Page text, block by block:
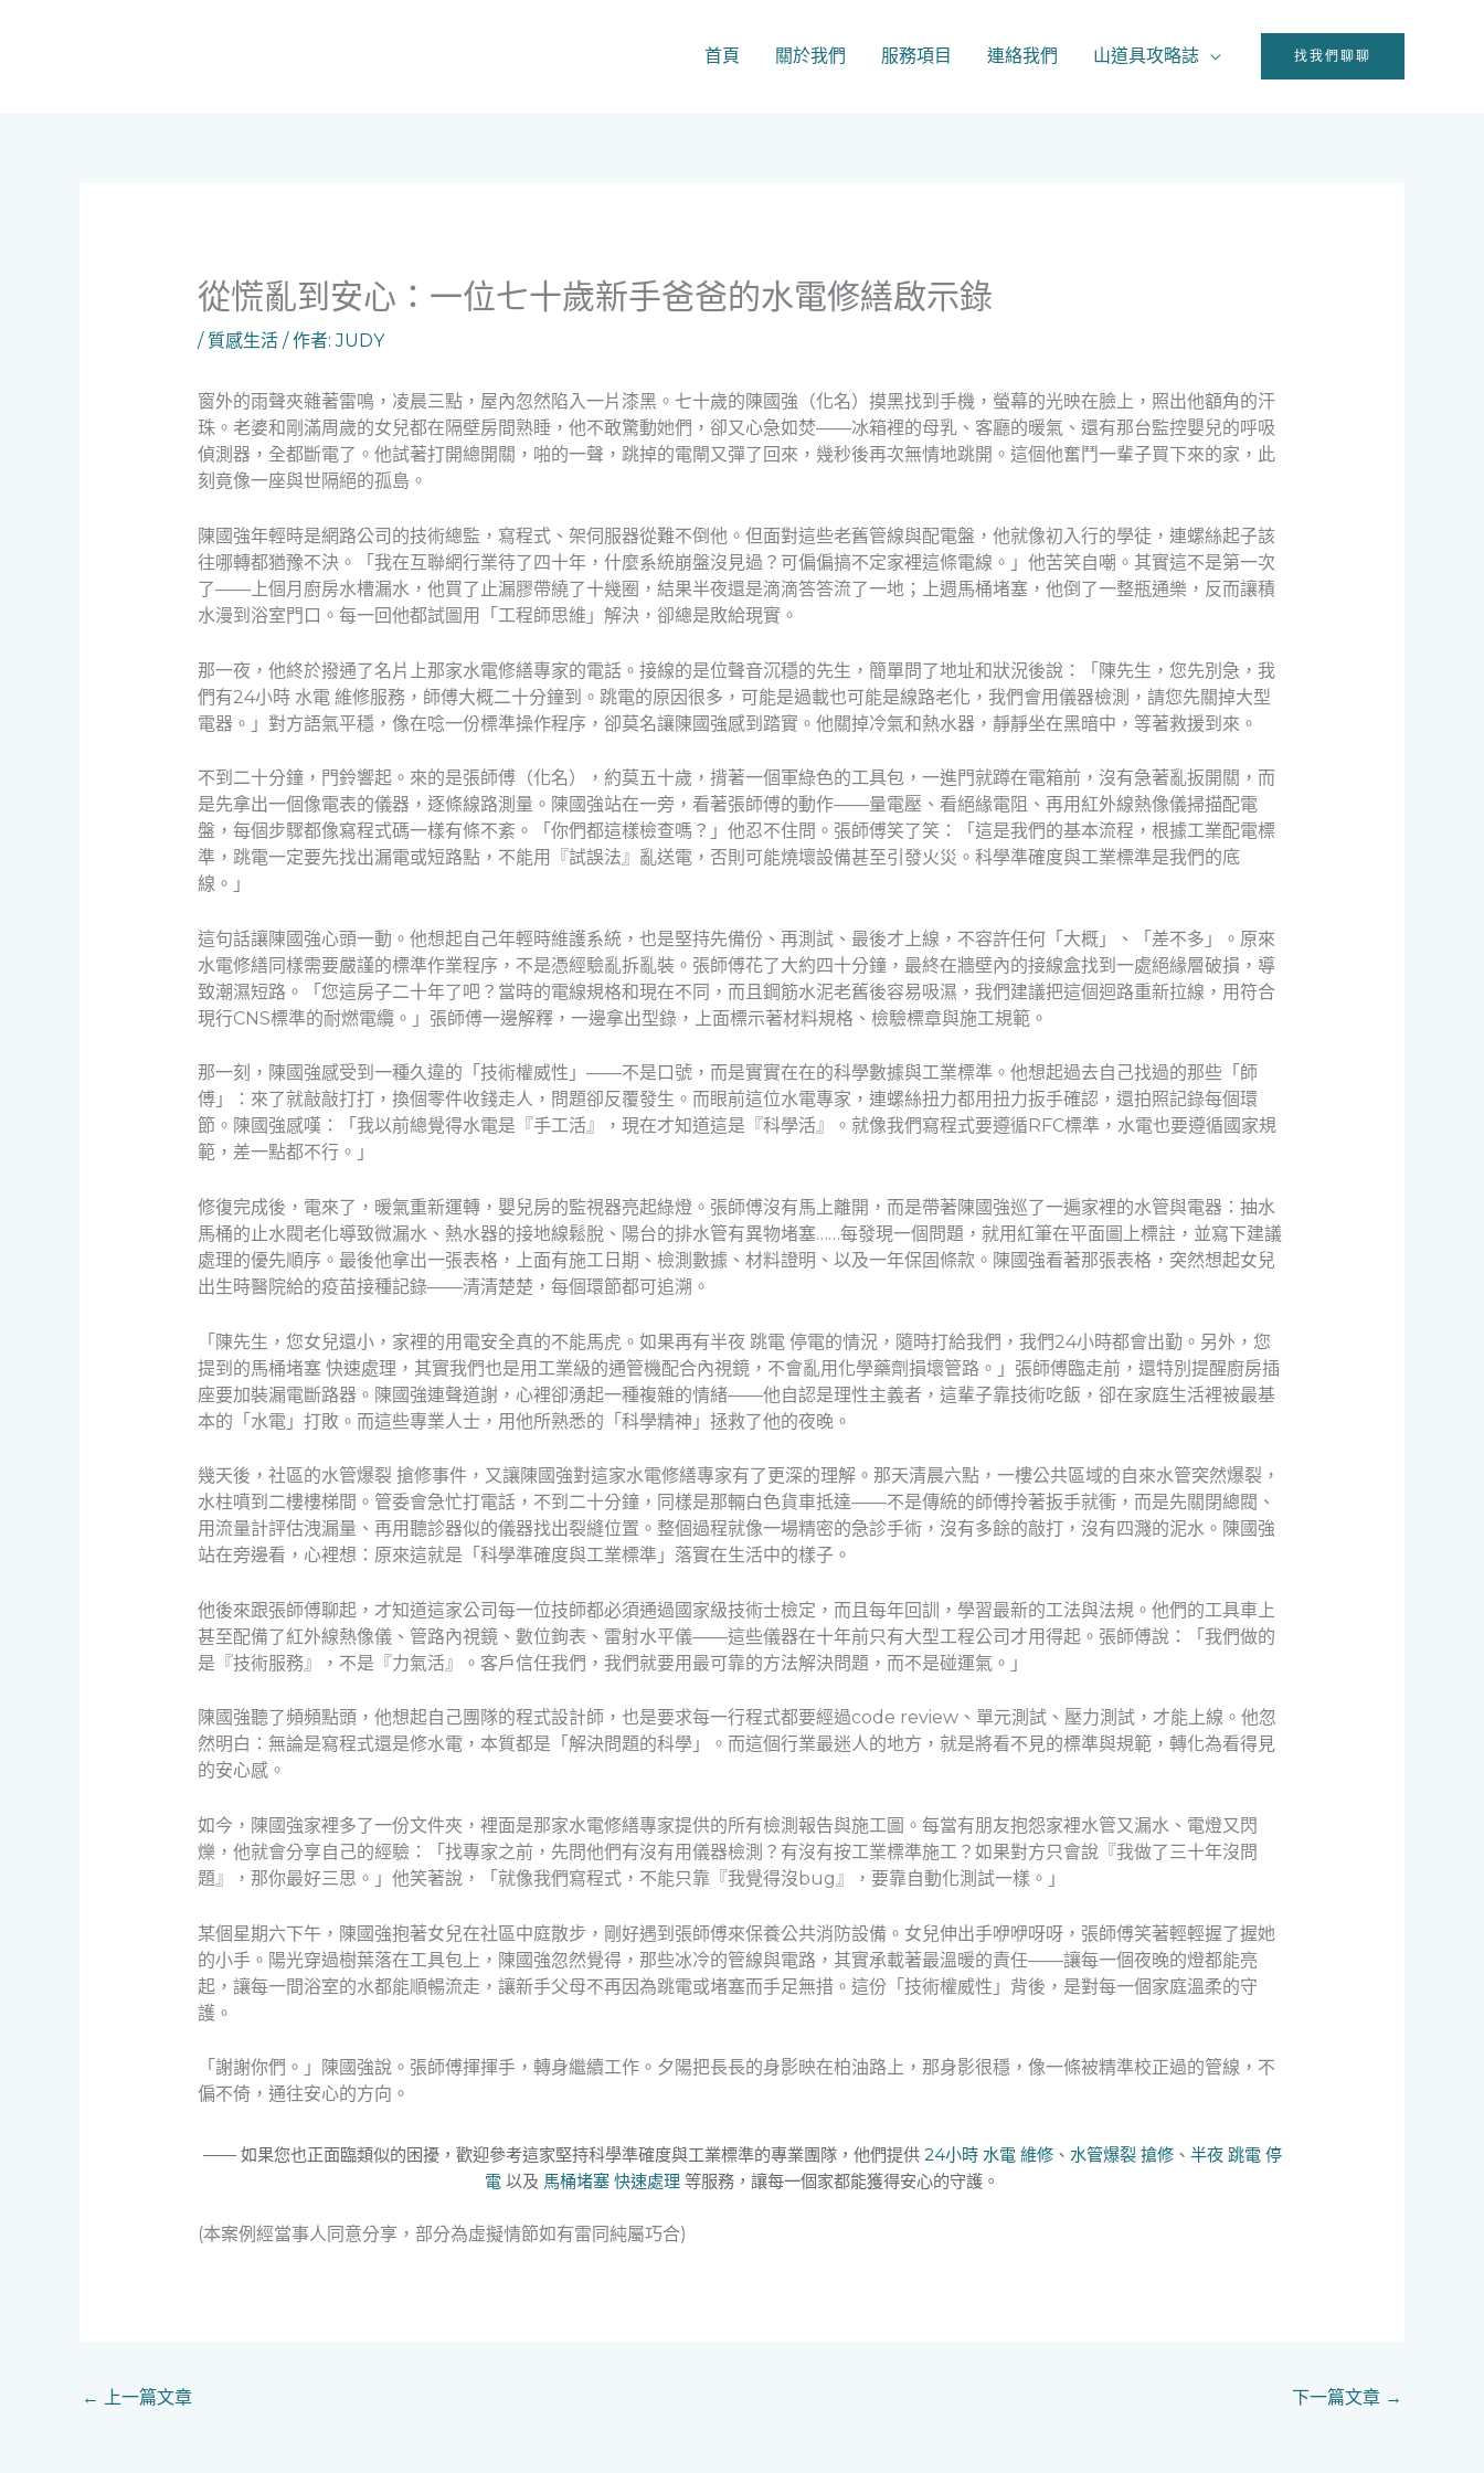
首頁 關於我們 服務項目 連絡我們 山道具攻略誌 找我們聊聊
從慌亂到安心：一位七十歲新手爸爸的水電修繕啟示錄
/ 質感生活/ 作者:JUDY
窗外的雨聲夾雜著雷鳴，凌晨三點，屋內忽然陷入一片漆黑。七十歲的陳國強（化名）摸黑找到手機，螢幕的光映在臉上，照出他額角的汗
珠。老婆和剛滿周歲的女兒都在隔壁房間熟睡，他不敢驚動她們，卻又心急如焚——冰箱裡的母乳、客廳的暖氣、還有那台監控嬰兒的呼吸
偵測器，全都斷電了。他試著打開總開關，啪的一聲，跳掉的電閘又彈了回來，幾秒後再次無情地跳開。這個他奮鬥一輩子買下來的家，此
刻竟像一座與世隔絕的孤島。
陳國強年輕時是網路公司的技術總監，寫程式、架伺服器從難不倒他。但面對這些老舊管線與配電盤，他就像初入行的學徒，連螺絲起子該
往哪轉都猶豫不決。「我在互聯網行業待了四十年，什麼系統崩盤沒見過？可偏偏搞不定家裡這條電線。」他苦笑自嘲。其實這不是第一次
了——上個月廚房水槽漏水，他買了止漏膠帶繞了十幾圈，結果半夜還是滴滴答答流了一地；上週馬桶堵塞，他倒了一整瓶通樂，反而讓積
水漫到浴室門口。每一回他都試圖用「工程師思維」解決，卻總是敗給現實。
那一夜，他終於撥通了名片上那家水電修繕專家的電話。接線的是位聲音沉穩的先生，簡單問了地址和狀況後說：「陳先生，您先別急，我
們有24小時 水電 維修服務，師傅大概二十分鐘到。跳電的原因很多，可能是過載也可能是線路老化，我們會用儀器檢測，請您先關掉大型
電器。」對方語氣平穩，像在唸一份標準操作程序，卻莫名讓陳國強感到踏實。他關掉冷氣和熱水器，靜靜坐在黑暗中，等著救援到來。
不到二十分鐘，門鈴響起。來的是張師傅（化名），約莫五十歲，揹著一個軍綠色的工具包，一進門就蹲在電箱前，沒有急著亂扳開關，而
是先拿出一個像電表的儀器，逐條線路測量。陳國強站在一旁，看著張師傅的動作——量電壓、看絕緣電阻、再用紅外線熱像儀掃描配電
盤，每個步驟都像寫程式碼一樣有條不紊。「你們都這樣檢查嗎？」他忍不住問。張師傅笑了笑：「這是我們的基本流程，根據工業配電標
準，跳電一定要先找出漏電或短路點，不能用『試誤法』亂送電，否則可能燒壞設備甚至引發火災。科學準確度與工業標準是我們的底
線。」
這句話讓陳國強心頭一動。他想起自己年輕時維護系統，也是堅持先備份、再測試、最後才上線，不容許任何「大概」、「差不多」。原來
水電修繕同樣需要嚴謹的標準作業程序，不是憑經驗亂拆亂裝。張師傅花了大約四十分鐘，最終在牆壁內的接線盒找到一處絕緣層破損，導
致潮濕短路。「您這房子二十年了吧？當時的電線規格和現在不同，而且鋼筋水泥老舊後容易吸濕，我們建議把這個迴路重新拉線，用符合
現行CNS標準的耐燃電纜。」張師傅一邊解釋，一邊拿出型錄，上面標示著材料規格、檢驗標章與施工規範。
那一刻，陳國強感受到一種久違的「技術權威性」——不是口號，而是實實在在的科學數據與工業標準。他想起過去自己找過的那些「師
傅」：來了就敲敲打打，換個零件收錢走人，問題卻反覆發生。而眼前這位水電專家，連螺絲扭力都用扭力扳手確認，還拍照記錄每個環
節。陳國強感嘆：「我以前總覺得水電是『手工活』，現在才知道這是『科學活』。就像我們寫程式要遵循RFC標準，水電也要遵循國家規
範，差一點都不行。」
修復完成後，電來了，暖氣重新運轉，嬰兒房的監視器亮起綠燈。張師傅沒有馬上離開，而是帶著陳國強巡了一遍家裡的水管與電器：抽水
馬桶的止水閥老化導致微漏水、熱水器的接地線鬆脫、陽台的排水管有異物堵塞……每發現一個問題，就用紅筆在平面圖上標註，並寫下建議
處理的優先順序。最後他拿出一張表格，上面有施工日期、檢測數據、材料證明、以及一年保固條款。陳國強看著那張表格，突然想起女兒
出生時醫院給的疫苗接種記錄——清清楚楚，每個環節都可追溯。
「陳先生，您女兒還小，家裡的用電安全真的不能馬虎。如果再有半夜 跳電 停電的情況，隨時打給我們，我們24小時都會出勤。另外，您
提到的馬桶堵塞 快速處理，其實我們也是用工業級的通管機配合內視鏡，不會亂用化學藥劑損壞管路。」張師傅臨走前，還特別提醒廚房插
座要加裝漏電斷路器。陳國強連聲道謝，心裡卻湧起一種複雜的情緒——他自認是理性主義者，這輩子靠技術吃飯，卻在家庭生活裡被最基
本的「水電」打敗。而這些專業人士，用他所熟悉的「科學精神」拯救了他的夜晚。
幾天後，社區的水管爆裂 搶修事件，又讓陳國強對這家水電修繕專家有了更深的理解。那天清晨六點，一樓公共區域的自來水管突然爆裂，
水柱噴到二樓樓梯間。管委會急忙打電話，不到二十分鐘，同樣是那輛白色貨車抵達——不是傳統的師傅拎著扳手就衝，而是先關閉總閥、
用流量計評估洩漏量、再用聽診器似的儀器找出裂縫位置。整個過程就像一場精密的急診手術，沒有多餘的敲打，沒有四濺的泥水。陳國強
站在旁邊看，心裡想：原來這就是「科學準確度與工業標準」落實在生活中的樣子。
他後來跟張師傅聊起，才知道這家公司每一位技師都必須通過國家級技術士檢定，而且每年回訓，學習最新的工法與法規。他們的工具車上
甚至配備了紅外線熱像儀、管路內視鏡、數位鉤表、雷射水平儀——這些儀器在十年前只有大型工程公司才用得起。張師傅說：「我們做的
是『技術服務』，不是『力氣活』。客戶信任我們，我們就要用最可靠的方法解決問題，而不是碰運氣。」
陳國強聽了頻頻點頭，他想起自己團隊的程式設計師，也是要求每一行程式都要經過code review、單元測試、壓力測試，才能上線。他忽
然明白：無論是寫程式還是修水電，本質都是「解決問題的科學」。而這個行業最迷人的地方，就是將看不見的標準與規範，轉化為看得見
的安心感。
如今，陳國強家裡多了一份文件夾，裡面是那家水電修繕專家提供的所有檢測報告與施工圖。每當有朋友抱怨家裡水管又漏水、電燈又閃
爍，他就會分享自己的經驗：「找專家之前，先問他們有沒有用儀器檢測？有沒有按工業標準施工？如果對方只會說『我做了三十年沒問
題』，那你最好三思。」他笑著說，「就像我們寫程式，不能只靠『我覺得沒bug』，要靠自動化測試一樣。」
某個星期六下午，陳國強抱著女兒在社區中庭散步，剛好遇到張師傅來保養公共消防設備。女兒伸出手咿咿呀呀，張師傅笑著輕輕握了握她
的小手。陽光穿過樹葉落在工具包上，陳國強忽然覺得，那些冰冷的管線與電路，其實承載著最溫暖的責任——讓每一個夜晚的燈都能亮
起，讓每一間浴室的水都能順暢流走，讓新手父母不再因為跳電或堵塞而手足無措。這份「技術權威性」背後，是對每一個家庭溫柔的守
護。
「謝謝你們。」陳國強說。張師傅揮揮手，轉身繼續工作。夕陽把長長的身影映在柏油路上，那身影很穩，像一條被精準校正過的管線，不
偏不倚，通往安心的方向。
—— 如果您也正面臨類似的困擾，歡迎參考這家堅持科學準確度與工業標準的專業團隊，他們提供 24小時 水電 維修、 水管爆裂 搶修、 半夜 跳電 停
電 以及 馬桶堵塞 快速處理 等服務，讓每一個家都能獲得安心的守護。
(本案例經當事人同意分享，部分為虛擬情節如有雷同純屬巧合)
← 上一篇文章 下一篇文章 →